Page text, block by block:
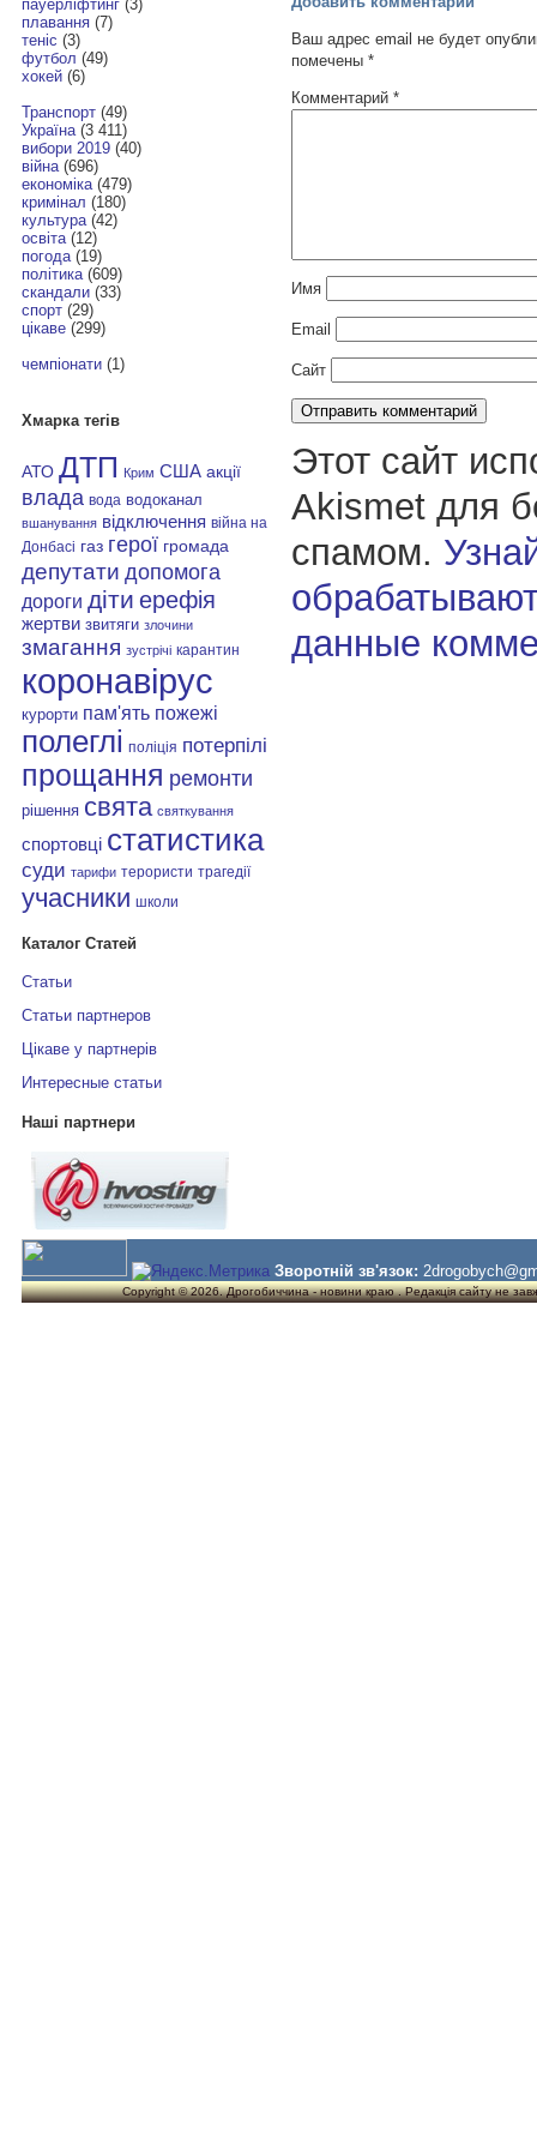
пауерліфтинг(3)
плавання(7)
теніс (3)
футбол (49)
хокей(6)
Транспорт(49)
Україна(3 411)
вибори 2019(40)
війна(696)
економіка(479)
кримінал (180)
культура(42)
освіта(12)
погода(19)
політика(609)
скандали(33)
спорт(29)
цікаве(299)
чемпіонати(1)
Хмарка тегів
АТО ДТП Крим США акції
влада вода водоканал
вшанування відключення війна на
Донбасі газ герої громада
депутати допомога
дороги діти ерефія
жертви звитяги злочини
змагання зустрічі карантин
коронавірус
курорти пам'ять пожежі
полеглі поліція потерпілі
прощання ремонти
рішення свята святкування
спортовці статистика
суди тарифи терористи трагедії
учасники школи
Каталог Статей
Статьи
Статьи партнеров
Цікаве у партнерів
Интересные статьи
Наші партнери
Ваш адрес email не будет
помечены *
Комментарий *
Имя
Email
Сайт
Этот сайт
Akismet для
спамом.
данные
Зворотній зв'язок:
Copyright © 2026. Дрогобиччина - новини краю . Редакція сайту не